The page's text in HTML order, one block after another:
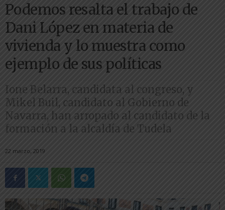
Podemos resalta el trabajo de
Dani López en materia de
vivienda y lo muestra como
ejemplo de sus políticas
Ione Belarra, candidata al congreso, y
Mikel Buil, candidato al Gobierno de
Navarra, han arropado al candidato de la
formación a la alcaldía de Tudela
22 marzo, 2019